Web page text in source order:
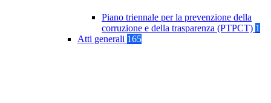
Piano triennale per la prevenzione della
corruzione e della trasparenza (PTPCT) 1
Atti generali 165